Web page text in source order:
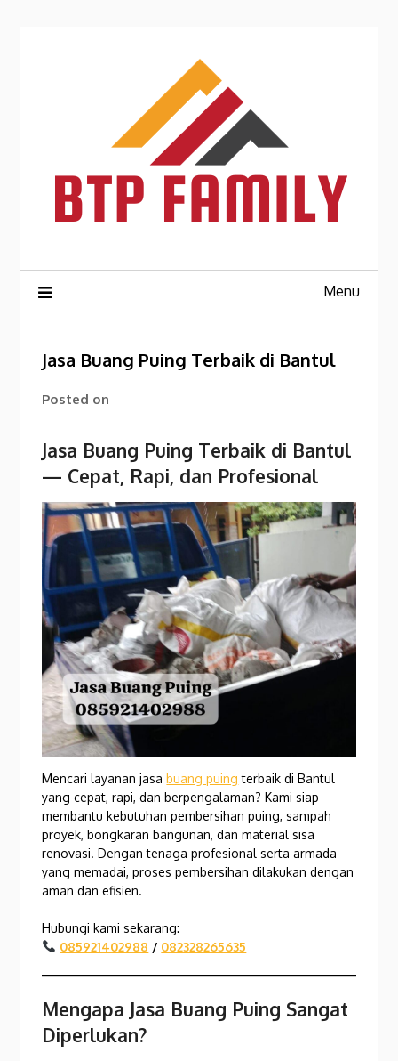
Menu
Jasa Buang Puing Terbaik di Bantul
Posted on
Jasa Buang Puing Terbaik di Bantul
— Cepat, Rapi, dan Profesional
Mencari layanan jasabuang puing terbaik di Bantul
yang cepat, rapi, dan berpengalaman? Kami siap
membantu kebutuhan pembersihan puing, sampah
proyek, bongkaran bangunan, dan material sisa
renovasi. Dengan tenaga profesional serta armada
yang memadai, proses pembersihan dilakukan dengan
aman dan efisien.
Hubungi kami sekarang:
085921402988 / 082328265635
Mengapa Jasa Buang Puing Sangat
Diperlukan?